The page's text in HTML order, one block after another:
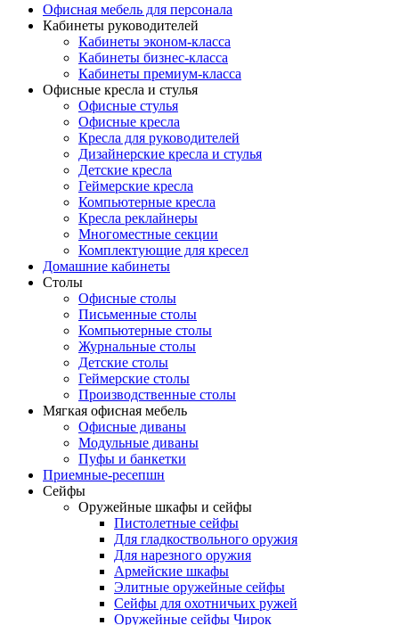
Офисная мебель для персонала
Кабинеты руководителей
Кабинеты эконом-класса
Кабинеты бизнес-класса
Кабинеты премиум-класса
Офисные кресла и стулья
Офисные стулья
Офисные кресла
Кресла для руководителей
Дизайнерские кресла и стулья
Детские кресла
Геймерские кресла
Компьютерные кресла
Кресла реклайнеры
Многоместные секции
Комплектующие для кресел
Домашние кабинеты
Столы
Офисные столы
Письменные столы
Компьютерные столы
Журнальные столы
Детские столы
Геймерские столы
Производственные столы
Мягкая офисная мебель
Офисные диваны
Модульные диваны
Пуфы и банкетки
Приемные-ресепшн
Сейфы
Оружейные шкафы и сейфы
Пистолетные сейфы
Для гладкоствольного оружия
Для нарезного оружия
Армейские шкафы
Элитные оружейные сейфы
Сейфы для охотничьих ружей
Оружейные сейфы Чирок